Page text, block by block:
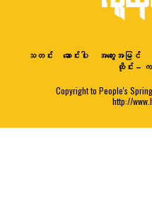
သတင်း ဆောင်းပါး အတွေးအမြင်
ထိုင်း – က
Copyright to People's
http://